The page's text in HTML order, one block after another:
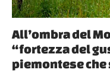
All’ombra del
“fortezza del
piemontese